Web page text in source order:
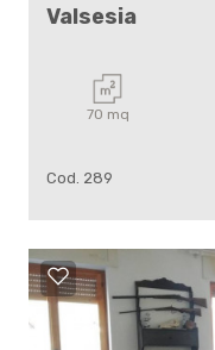
Valsesia
70 mq
Cod. 289